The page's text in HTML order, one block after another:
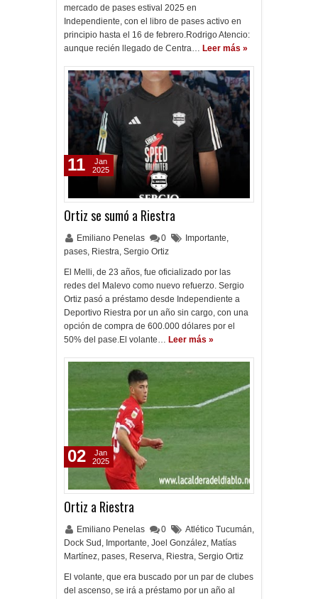
mercado de pases estival 2025 en
Independiente, con el libro de pases activo en
principio hasta el 16 de febrero.Rodrigo Atencio:
aunque recién llegado de Centra… Leer más »
Ortiz se sumó a Riestra
Emiliano Penelas 0 Importante,
pases, Riestra, Sergio Ortiz
El Melli, de 23 años, fue oficializado por las
redes del Malevo como nuevo refuerzo. Sergio
Ortiz pasó a préstamo desde Independiente a
Deportivo Riestra por un año sin cargo, con una
opción de compra de 600.000 dólares por el
50% del pase.El volante… Leer más »
11
Jan
2025
Ortiz a Riestra
Emiliano Penelas 0 Atlético Tucumán,
Dock Sud , Importante, Joel González, Matías
Martínez, pases, Reserva, Riestra, Sergio Ortiz
El volante, que era buscado por un par de clubes
del ascenso, se irá a préstamo por un año al
02
Jan
2025